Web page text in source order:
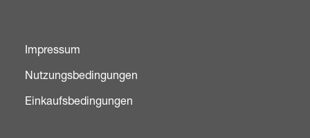
Impressum
Nutzungsbedingungen
Einkaufsbedingungen